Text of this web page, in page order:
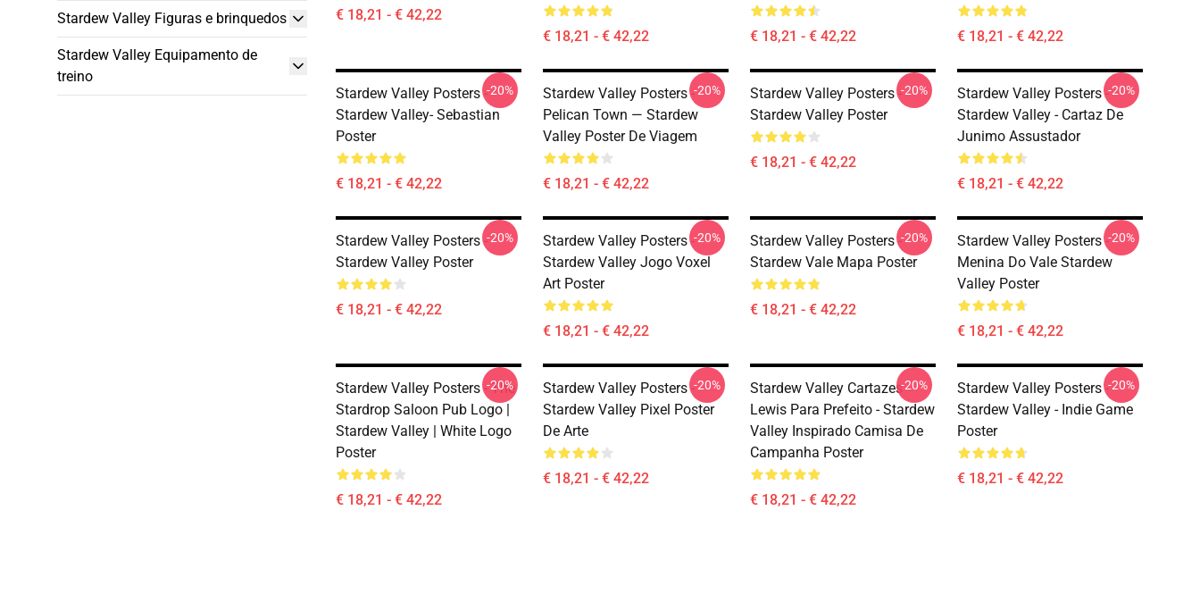
Stardew Valley Figuras e brinquedos
Stardew Valley Equipamento de
treino
€ 18,21 - € 42,22
€ 18,21 - € 42,22 € 18,21 - € 42,22 € 18,21 - € 42,22
Stardew Valley Posters -
Stardew Valley- Sebastian
Poster
€ 18,21 - € 42,22
-20%
Stardew Valley Posters -
Pelican Town — Stardew
Valley Poster De Viagem
€ 18,21 - € 42,22
-20%
Stardew Valley Posters -
Stardew Valley Poster
€ 18,21 - € 42,22
-20%
Stardew Valley Posters -
Stardew Valley - Cartaz De
Junimo Assustador
€ 18,21 - € 42,22
-20%
Stardew Valley Posters -
Stardew Valley Poster
€ 18,21 - € 42,22
-20%
Stardew Valley Posters -
Stardew Valley Jogo Voxel
Art Poster
€ 18,21 - € 42,22
-20%
Stardew Valley Posters -
Stardew Vale Mapa Poster
€ 18,21 - € 42,22
-20%
Stardew Valley Posters -
Menina Do Vale Stardew
Valley Poster
€ 18,21 - € 42,22
-20%
Stardew Valley Posters - The
Stardrop Saloon Pub Logo |
Stardew Valley | White Logo
Poster
€ 18,21 - € 42,22
-20%
Stardew Valley Posters -
Stardew Valley Pixel Poster
De Arte
€ 18,21 - € 42,22
-20%
Stardew Valley Cartazes -
Lewis Para Prefeito - Stardew
Valley Inspirado Camisa De
Campanha Poster
€ 18,21 - € 42,22
-20%
Stardew Valley Posters -
Stardew Valley - Indie Game
Poster
€ 18,21 - € 42,22
-20%